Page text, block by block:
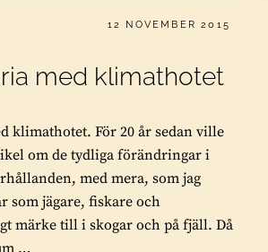
PUBLICERAT
12 NOVEMBER 2015
med klimathotet
klimathotet. För 20 år sedan ville
om de tydliga förändringar i
med mera, som jag
som jägare, fiskare och
märke till i skogar och på fjäll. Då
…